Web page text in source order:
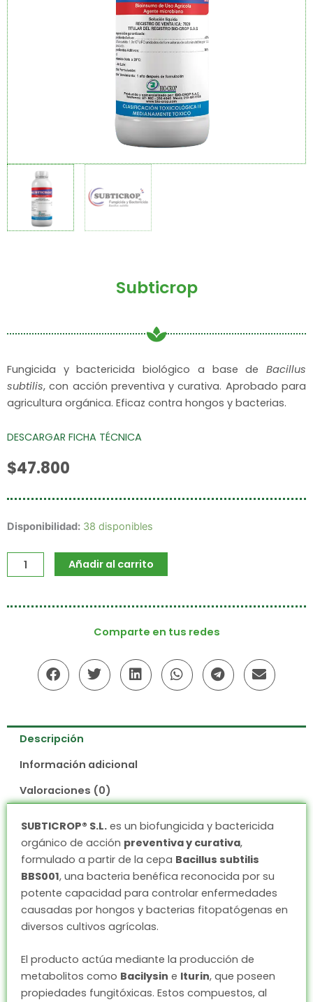
Subticrop
Fungicida y bactericida biológico a base de Bacillus
subtilis, con acción preventiva y curativa. Aprobado para
agricultura orgánica. Eficaz contra hongos y bacterias.
DESCARGAR FICHA TÉCNICA
$47.800
Disponibilidad: 38 disponibles
Subticrop
Añadir al carrito
Comparte en tus redes
Descripción
Información adicional
Valoraciones (0)
SUBTICROP® S.L. es un biofungicida y bactericida
orgánico de acción preventiva y curativa,
formulado a partir de la cepa Bacillus subtilis
BBS001, una bacteria benéfica reconocida por su
potente capacidad para controlar enfermedades
causadas por hongos y bacterias fitopatógenas en
diversos cultivos agrícolas.
El producto actúa mediante la producción de
metabolitos como Bacilysin e Iturin, que poseen
propiedades fungitóxicas. Estos compuestos, al